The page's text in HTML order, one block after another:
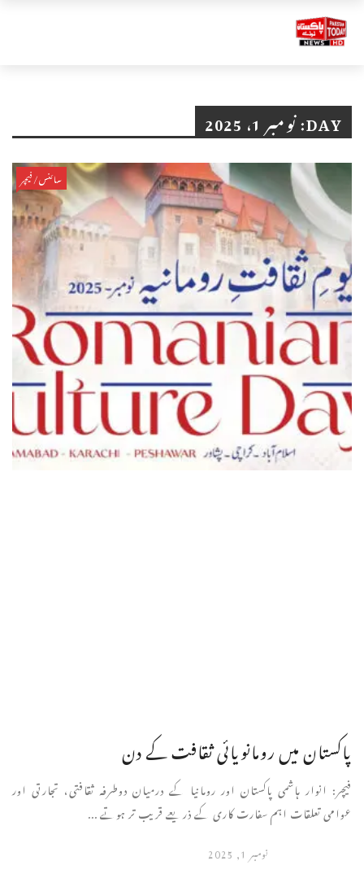
DAY: نومبر 1، 2025
سائنس/فیچر
پاکستان میں رومانویائی ثقافت کے دن
فیچر: انوار ہاشمی پاکستان اور رومانیا کے درمیان دوطرفہ ثقافتی، تجارتی اور
عوامی تعلقات اہم سفارت کاری کے ذریعے قریب تر ہوتے ...
نومبر 1, 2025